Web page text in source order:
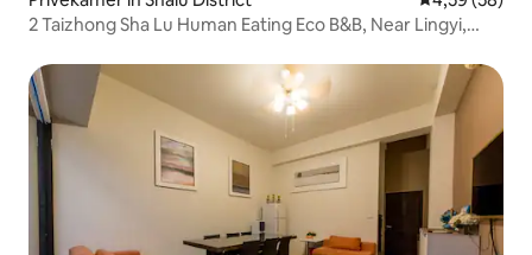
2 Taizhong Sha Lu Human Eating Eco B&B, Near Lingyi,
No. 3 Longjing General Quadruple Room